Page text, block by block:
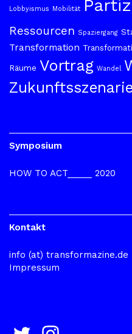
Lobbyismus Mobilität
Ressourcen Spaziergang
Transformation
Räume Vortrag Wandel
Symposium
HOW TO ACT_____ 2020
Kontakt
info (at) transformazine.de
Impressum